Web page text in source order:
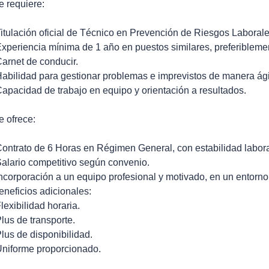
requiere:
oficial de Técnico en Prevención de Riesgos
mínima de 1 año en puestos similares,
de conducir.
para gestionar problemas e imprevistos de manera
de trabajo en equipo y orientación a resultados.
ofrece:
de 6 Horas en Régimen General, con estabilidad
competitivo según convenio.
a un equipo profesional y motivado, en un
adicionales:
horaria.
de transporte.
de disponibilidad.
proporcionado.